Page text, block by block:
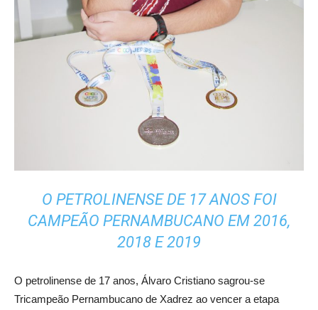
O PETROLINENSE DE 17 ANOS FOI
CAMPEÃO PERNAMBUCANO EM 2016,
2018 E 2019
O petrolinense de 17 anos, Álvaro Cristiano sagrou-se
Tricampeão Pernambucano de Xadrez ao vencer a etapa